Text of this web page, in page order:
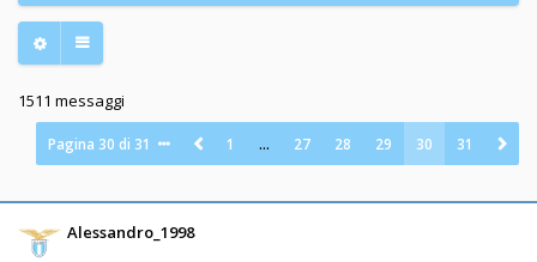
1511 messaggi
Pagina 30 di 31 1 … 27 28 29 30 31
Alessandro_1998